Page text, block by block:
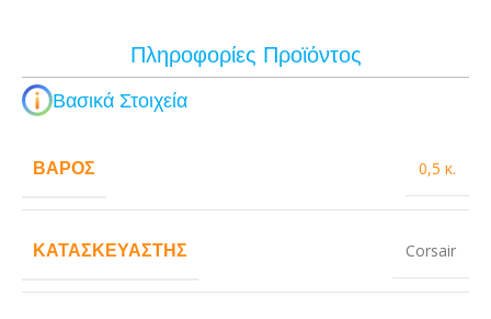
Πληροφορίες Προϊόντος
Βασικά Στοιχεία
ΒΆΡΟΣ 0,5 κ.
ΚΑΤΑΣΚΕΥΑΣΤΉΣ Corsair